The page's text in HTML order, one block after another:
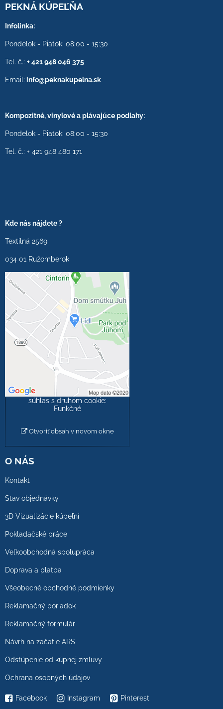
PEKNÁ KÚPEĽŇA
Infolinka:
Pondelok - Piatok: 08:00 - 15:30
Tel. č.: + 421 948 046 375
Email: info@peknakupelna.sk
Kompozitné, vinylové a plávajúce podlahy:
Pondelok - Piatok: 08:00 - 15:30
Tel. č.: + 421 948 480 171
Kde nás nájdete ?
Textilná 2569
034 01 Ružomberok
Externý obsah je
blokovaný Voľbami
súkromia
Prajete si načítať externý
obsah?
Povoliť tentokrát
Povoliť a zapamätať -
súhlas s druhom cookie:
Funkčné
Otvoriť obsah v novom okne
O NÁS
Kontakt
Stav objednávky
3D Vizualizácie kúpeľní
Pokladačské práce
Veľkoobchodná spolupráca
Doprava a platba
Všeobecné obchodné podmienky
Reklamačný poriadok
Reklamačný formulár
Návrh na začatie ARS
Odstúpenie od kúpnej zmluvy
Ochrana osobných údajov
Facebook Instagram Pinterest